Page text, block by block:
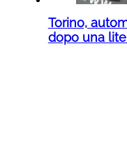
Torino,
dopo una